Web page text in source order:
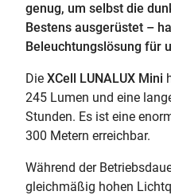
genug, um selbst die
Bestens ausgerüstet –
Beleuchtungslösung für
Die XCell LUNALUX Mini
245 Lumen und eine
Stunden. Es ist eine
300 Metern erreichbar.
Während der
gleichmäßig hohen